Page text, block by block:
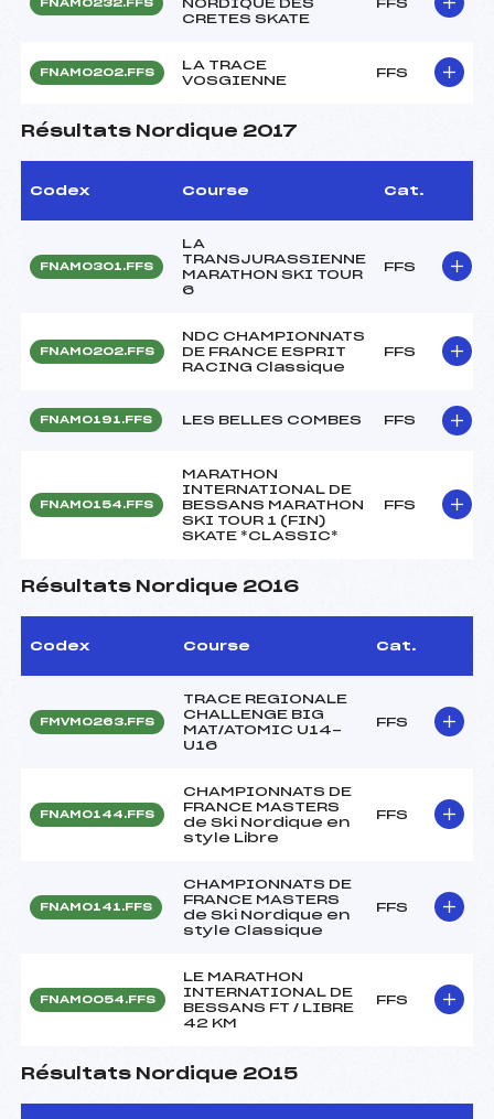
FNAM0232.FFS
NORDIQUE DES
CRETES SKATE
FFS
FNAM0202.FFS
LA TRACE
VOSGIENNE
FFS
Résultats Nordique 2017
Codex Course Cat.
FNAM0301.FFS
LA
TRANSJURASSIENNE
MARATHON SKI TOUR
6
FFS
FNAM0202.FFS
NDC CHAMPIONNATS
DE FRANCE ESPRIT
RACING Classique
FFS
FNAM0191.FFS LES BELLES COMBES FFS
FNAM0154.FFS
MARATHON
INTERNATIONAL DE
BESSANS MARATHON
SKI TOUR 1 (FIN)
SKATE *CLASSIC*
FFS
Résultats Nordique 2016
Codex Course Cat.
FMVM0263.FFS
TRACE REGIONALE
CHALLENGE BIG
MAT/ATOMIC U14-
U16
FFS
FNAM0144.FFS
CHAMPIONNATS DE
FRANCE MASTERS
de Ski Nordique en
style Libre
FFS
FNAM0141.FFS
CHAMPIONNATS DE
FRANCE MASTERS
de Ski Nordique en
style Classique
FFS
FNAM0054.FFS
LE MARATHON
INTERNATIONAL DE
BESSANS FT / LIBRE
42 KM
FFS
Résultats Nordique 2015